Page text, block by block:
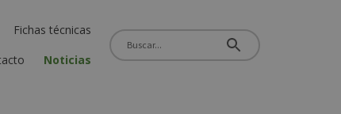
Fichas técnicas
Noticias